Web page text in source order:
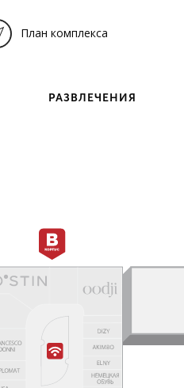
План комплекса
РАЗВЛЕЧЕНИЯ